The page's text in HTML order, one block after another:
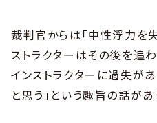
裁判官からは「中性浮力を
ストラクターはその後を追
インストラクターに過失が
と思う」という趣旨の話があ